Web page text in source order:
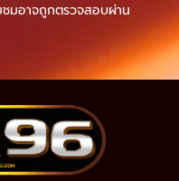
มอาจถูกตรวจสอบผ่าน